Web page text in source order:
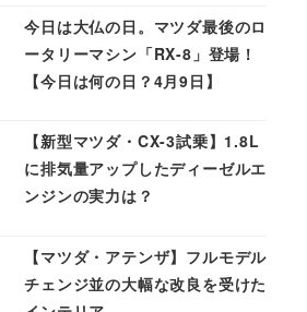
今日は大仏の日。マツダ最後のロ
ータリーマシン「RX-8」登場！
【今日は何の日？4月9日】
【新型マツダ・CX-3試乗】1.8L
に排気量アップしたディーゼルエ
ンジンの実力は？
【マツダ・アテンザ】フルモデル
チェンジ並の大幅な改良を受けた